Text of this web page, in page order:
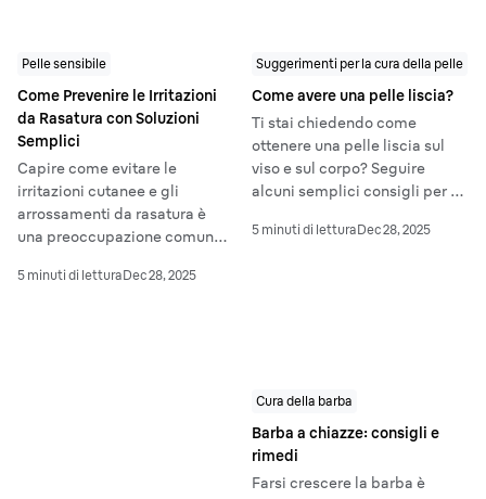
Pelle sensibile
Come Prevenire le Irritazioni
da Rasatura con Soluzioni
Semplici
Capire come evitare le
irritazioni cutanee e gli
arrossamenti da rasatura è
una preoccupazione comune
alcuni semplici consigli nella
5 minuti di letturaDec 28, 2025
Suggerimenti per la cura della pelle
Come avere una pelle liscia?
Ti stai chiedendo come
ottenere una pelle liscia sul
viso e sul corpo? Seguire
alcuni semplici consigli per la
risolvere le cause della pelle
5 minuti di letturaDec 28, 2025
Cura della barba
Barba a chiazze: consigli e
rimedi
Farsi crescere la barba è